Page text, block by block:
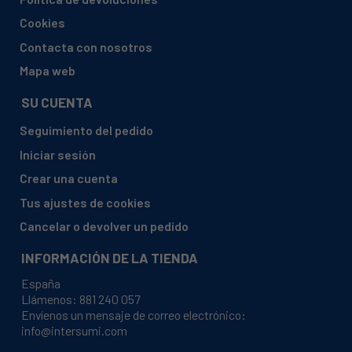
ROWENTA, RO572711410
ROWENTA, RO5727EA410
ROWENTA, RO573711410
ROWENTA, RO5761EA410
ROWENTA, RO576211410
ROWENTA, RO5767EA410
ROWENTA, RO5777EA410
ROWENTA, RO582011410
ROWENTA, RO582011411
ROWENTA, RO582201410
ROWENTA, RO582201411
ROWENTA, RO582501410
ROWENTA, RO582501411
ROWENTA, RO582511411
Cookies
Contacta con nosotros
Mapa web
SU CUENTA
Seguimiento del pedido
Iniciar sesión
Crear una cuenta
Tus ajustes de cookies
Cancelar o devolver un pedido
INFORMACIÓN DE LA TIENDA
España
Llámenos: 881 240 057
Envíenos un mensaje de correo electrónico:
info@intersumi.com